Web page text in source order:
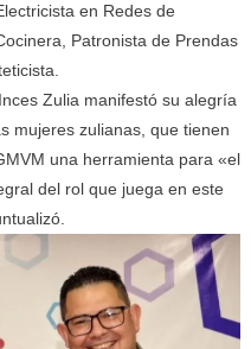
en Redes de
Patronista de Prendas
Zulia manifestó su alegría
mujeres zulianas, que tienen
una herramienta para «el
del rol que juega en este